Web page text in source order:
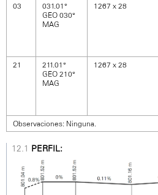
03
031.01°
GEO 030°
MAG
1267 x 28
21
211.01°
GEO 210°
MAG
1267 x 28
Observaciones: Ninguna.
PERFIL: